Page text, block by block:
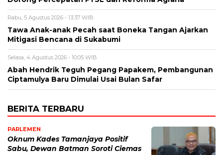
Rabu, 5 Agustus 2026 - 13:37 WIB
Tawa Anak-anak Pecah saat Boneka Tangan Ajarkan
Mitigasi Bencana di Sukabumi
Selasa, 4 Agustus 2026 - 10:05 WIB
Abah Hendrik Teguh Pegang Papakem, Pembangunan
Ciptamulya Baru Dimulai Usai Bulan Safar
BERITA TERBARU
PARLEMEN
Oknum Kades Tamanjaya Positif
Sabu, Dewan Batman Soroti Ciemas